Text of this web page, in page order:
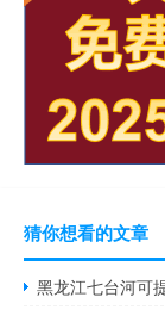
猜你想看的文章
黑龙江七台河可